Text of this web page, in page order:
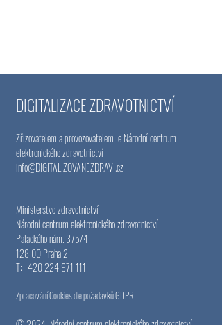
DIGITALIZACE ZDRAVOTNICTVÍ
Zřizovatelem a provozovatelem je Národní centrum
elektronického zdravotnictví
info@DIGITALIZOVANEZDRAVI.cz
Ministerstvo zdravotnictví
Národní centrum elektronického zdravotnictví
Palackého nám. 375/4
128 00 Praha 2
T:+420 224 971 111
Zpracování Cookies dle požadavků GDPR